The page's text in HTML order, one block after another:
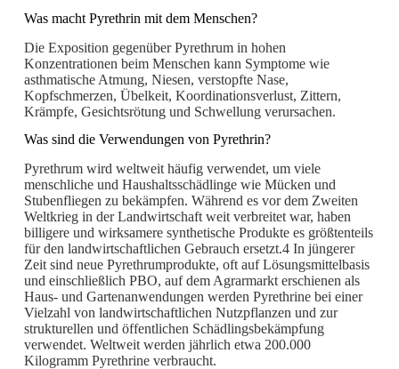
Was macht Pyrethrin mit dem Menschen?
Die Exposition gegenüber Pyrethrum in hohen
Konzentrationen beim Menschen kann Symptome wie
asthmatische Atmung, Niesen, verstopfte Nase,
Kopfschmerzen, Übelkeit, Koordinationsverlust, Zittern,
Krämpfe, Gesichtsrötung und Schwellung verursachen.
Was sind die Verwendungen von Pyrethrin?
Pyrethrum wird weltweit häufig verwendet, um viele
menschliche und Haushaltsschädlinge wie Mücken und
Stubenfliegen zu bekämpfen. Während es vor dem Zweiten
Weltkrieg in der Landwirtschaft weit verbreitet war, haben
billigere und wirksamere synthetische Produkte es größtenteils
für den landwirtschaftlichen Gebrauch ersetzt.4 In jüngerer
Zeit sind neue Pyrethrumprodukte, oft auf Lösungsmittelbasis
und einschließlich PBO, auf dem Agrarmarkt erschienen als
Haus- und Gartenanwendungen werden Pyrethrine bei einer
Vielzahl von landwirtschaftlichen Nutzpflanzen und zur
strukturellen und öffentlichen Schädlingsbekämpfung
verwendet. Weltweit werden jährlich etwa 200.000
Kilogramm Pyrethrine verbraucht.